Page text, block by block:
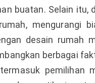
buatan. Selain
mengurangi
desain rumah
berbagai
pemilihan